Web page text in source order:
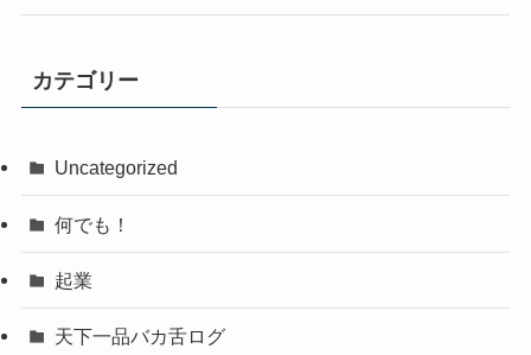
カテゴリー
Uncategorized
何でも！
起業
天下一品バカ舌ログ